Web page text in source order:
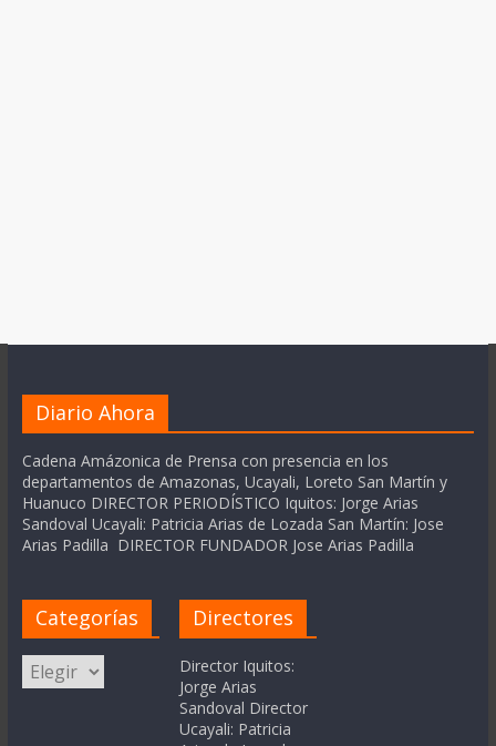
Diario Ahora
Cadena Amázonica de Prensa con presencia en los
departamentos de Amazonas, Ucayali, Loreto San Martín y
Huanuco DIRECTOR PERIODÍSTICO Iquitos: Jorge Arias
Sandoval Ucayali: Patricia Arias de Lozada San Martín: Jose
Arias Padilla DIRECTOR FUNDADOR Jose Arias Padilla
Categorías
Categorías
Directores
Director Iquitos:
Jorge Arias
Sandoval Director
Ucayali: Patricia